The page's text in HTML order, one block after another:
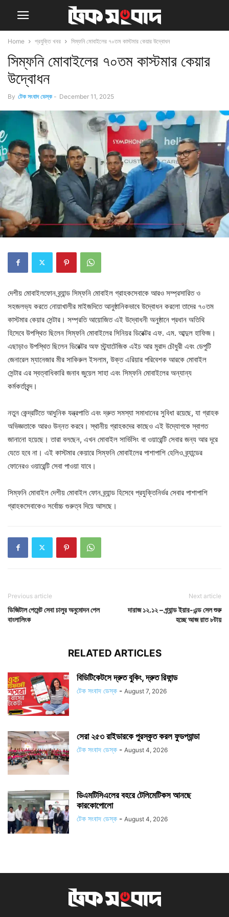
Home প্রযুক্তি খবর সিম্ফনি মোবাইলের ৭০তম কাস্টমার কেয়ার উদ্বোধন
সিম্ফনি মোবাইলের ৭০তম কাস্টমার কেয়ার
উদ্বোধন
By টেক সংবাদ ডেস্ক - December 11, 2025
দেশীয় মোবাইলফোন ব্র্যান্ড সিম্ফনি মোবাইল গ্রাহকসেবাকে আরও সম্প্রসারিত ও
সহজলভ্য করতে নোয়াখালীর মাইজদিতে আনুষ্ঠানিকভাবে উদ্বোধন করলো তাদের ৭০তম
কাস্টমার কেয়ার সেন্টার। সম্প্রতি আয়োজিত এই উদ্বোধনী অনুষ্ঠানে প্রধান অতিথি
হিসেবে উপস্থিত ছিলেন সিম্ফনি মোবাইলের সিনিয়র ডিরেক্টর এফ. এম. আব্দুল হাফিজ।
এছাড়াও উপস্থিত ছিলেন ডিরেক্টর অফ স্ট্র্যাটেজিক এইচ আর মুরাদ চৌধুরী এবং ডেপুটি
জেনারেল ম্যানেজার মীর সাকিরুল ইসলাম, উক্ত এরিয়ার পরিবেশক আরকে মোবাইল
সেন্টার এর স্বত্বাধিকারি জনাব জুয়েল সাহা এবং সিম্ফনি মোবাইলের অন্যান্য
কর্মকর্তাবৃন্দ।
নতুন কেন্দ্রটিতে আধুনিক যন্ত্রপাতি এবং দ্রুত সমস্যা সমাধানের সুবিধা রয়েছে, যা গ্রাহক
অভিজ্ঞতাকে আরও উন্নত করবে। স্থানীয় গ্রাহকদের কাছেও এই উদ্যোগকে স্বাগত
জানানো হয়েছে। তারা বলছেন, এখন মোবাইল সার্ভিসিং বা ওয়ারেন্টি সেবার জন্য আর দূরে
যেতে হবে না। এই কাস্টমার কেয়ারে সিম্ফনি মোবাইলের পাশাপাশি হেলিও ব্র্যান্ডের
ফোনেরও ওয়ারেন্টি সেবা পাওয়া যাবে।
সিম্ফনি মোবাইল দেশীয় মোবাইল ফোন ব্র্যান্ড হিসেবে প্রযুক্তিনির্ভর সেবার পাশাপাশি
গ্রাহকসেবাকেও সর্বোচ্চ গুরুত্ব দিয়ে আসছে।
Previous article
ডিজিটাল পেমেন্ট সেবা চালুর অনুমোদন পেল
বাংলালিংক
Next article
দারাজ ১২.১২ – গ্র্যান্ড ইয়ার-এন্ড সেল শুরু
হচ্ছে আজ রাত ৮টায়
RELATED ARTICLES
বিডিটিকেটসে দ্রুত বুকিং, দ্রুত রিফান্ড
টেক সংবাদ ডেস্ক - August 7, 2026
সেরা ২৫৩ রাইডারকে পুরস্কৃত করল ফুডপ্যান্ডা
টেক সংবাদ ডেস্ক - August 4, 2026
ডিএমটিসিএলের বহরে টেলিমেটিকস আনছে
কারকোপোলো
টেক সংবাদ ডেস্ক - August 4, 2026